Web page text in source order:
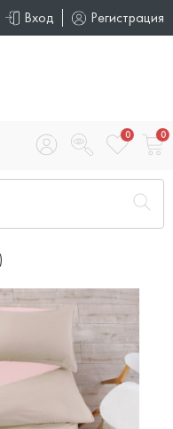
Вход Регистрация
0 0